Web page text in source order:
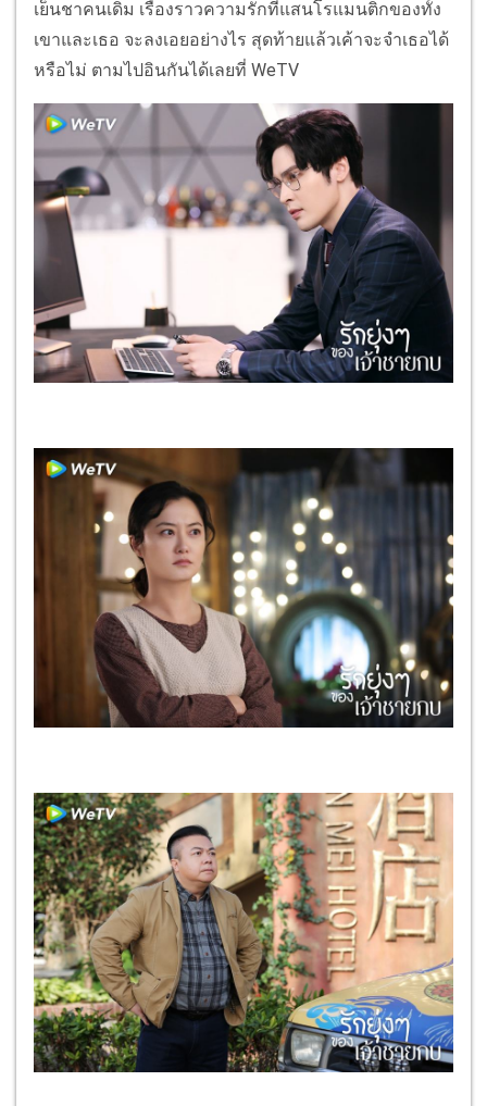
เย็นชาคนเดิม เรื่องราวความรักที่แสนโรแมนติกของทั้ง
เขาและเธอ จะลงเอยอย่างไร สุดท้ายแล้วเค้าจะจำเธอได้
หรือไม่ ตามไปอินกันได้เลยที่ WeTV